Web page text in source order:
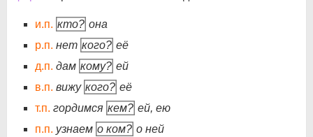
и.п. кто? она
р.п. нет кого? её
д.п. дам кому? ей
в.п. вижу кого? её
т.п. гордимся кем? ей, ею
п.п. узнаем о ком? о ней